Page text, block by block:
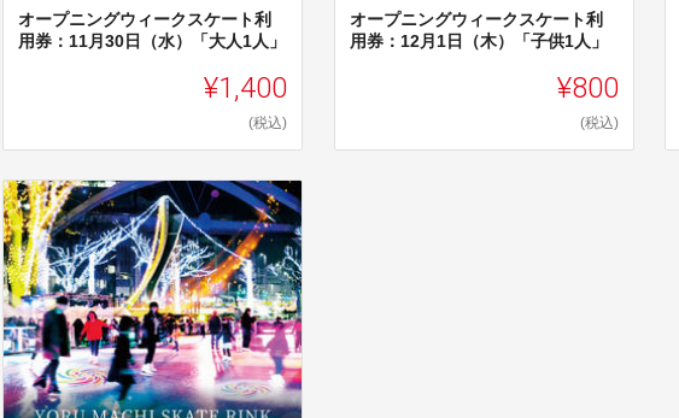
オープニングウィークスケート利
用券：11月30日（水）「大人1人」
¥1,400
(税込)
オープニングウィークスケート利
用券：12月1日（木）「子供1人」
¥800
(税込)